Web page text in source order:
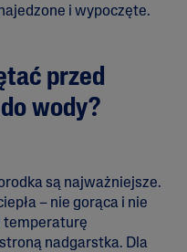
i wypoczęte.
przed
wody?
są najważniejsze.
– nie gorąca i nie
temperaturę
nadgarstka. Dla